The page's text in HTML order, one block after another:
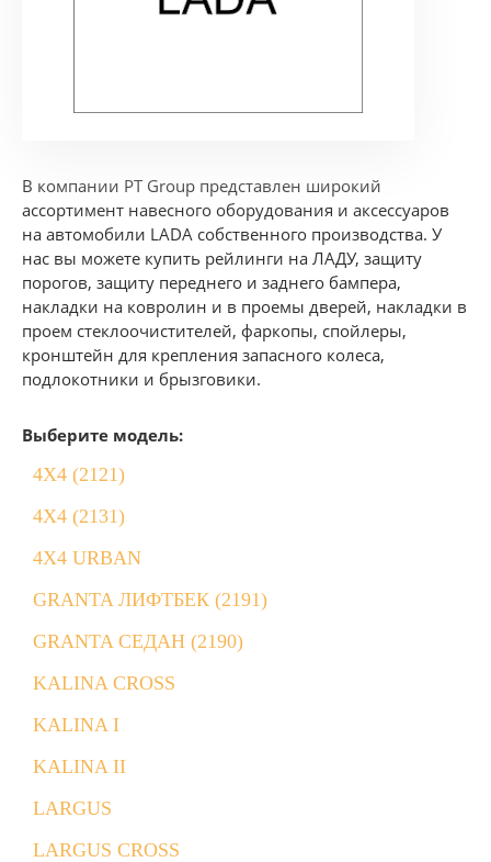
В компании PT Group представлен широкий
ассортимент навесного оборудования и аксессуаров
на автомобили LADA собственного производства. У
нас вы можете купить рейлинги на ЛАДУ, защиту
порогов, защиту переднего и заднего бампера,
накладки на ковролин и в проемы дверей, накладки в
проем стеклоочистителей, фаркопы, спойлеры,
кронштейн для крепления запасного колеса,
подлокотники и брызговики.
Выберите модель:
4X4 (2121)
4X4 (2131)
4X4 URBAN
GRANTA ЛИФТБЕК (2191)
GRANTA СЕДАН (2190)
KALINA CROSS
KALINA I
KALINA II
LARGUS
LARGUS CROSS